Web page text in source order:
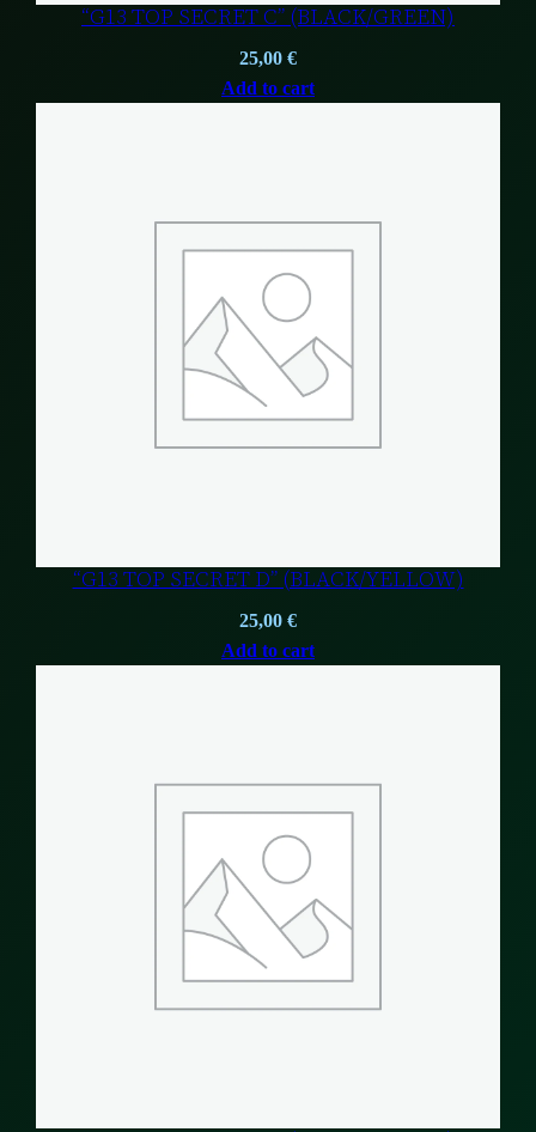
“G13 TOP SECRET C” (BLACK/GREEN)
25,00 €
Add to cart
“G13 TOP SECRET D” (BLACK/YELLOW)
25,00 €
Add to cart